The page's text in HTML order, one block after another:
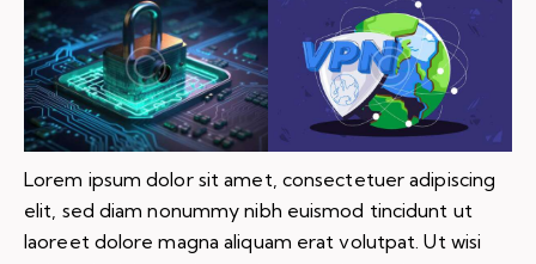
Lorem ipsum dolor sit amet, consectetuer adipiscing
elit, sed diam nonummy nibh euismod tincidunt ut
laoreet dolore magna aliquam erat volutpat. Ut wisi